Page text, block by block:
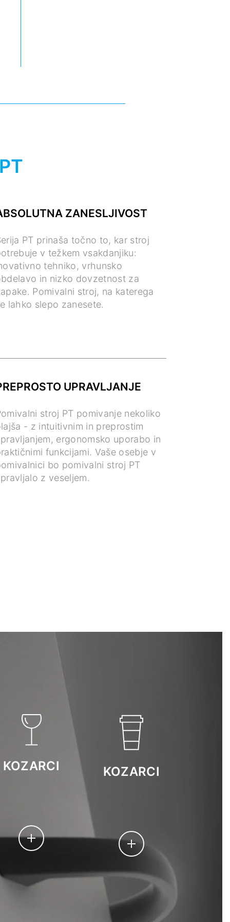
ZANESLJIVOST
PT prinaša točno to, kar stroj
v težkem vsakdanjiku:
tehniko, vrhunsko
in nizko dovzetnost za
Pomivalni stroj, na katerega
lahko slepo zanesete.
UPRAVLJANJE
stroj PT pomivanje nekoliko
- z intuitivnim in preprostim
ergonomsko uporabo in
funkcijami. Vaše osebje v
bo pomivalni stroj PT
z veseljem.
KOZARCI KOZARCI